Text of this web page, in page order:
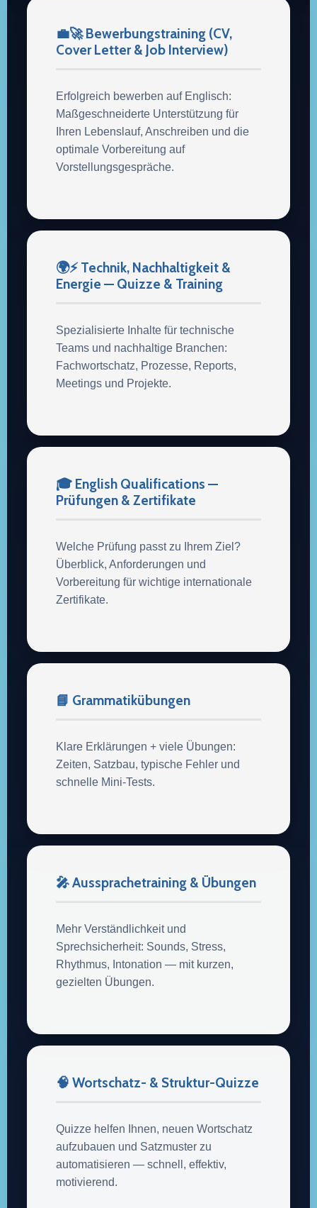
💼🚀 Bewerbungstraining (CV,
Cover Letter & Job Interview)
Erfolgreich bewerben auf Englisch:
Maßgeschneiderte Unterstützung für
Ihren Lebenslauf, Anschreiben und die
optimale Vorbereitung auf
Vorstellungsgespräche.
🌍⚡ Technik, Nachhaltigkeit &
Energie — Quizze & Training
Spezialisierte Inhalte für technische
Teams und nachhaltige Branchen:
Fachwortschatz, Prozesse, Reports,
Meetings und Projekte.
🎓 English Qualifications —
Prüfungen & Zertifikate
Welche Prüfung passt zu Ihrem Ziel?
Überblick, Anforderungen und
Vorbereitung für wichtige internationale
Zertifikate.
📘 Grammatikübungen
Klare Erklärungen + viele Übungen:
Zeiten, Satzbau, typische Fehler und
schnelle Mini-Tests.
🎤 Aussprachetraining & Übungen
Mehr Verständlichkeit und
Sprechsicherheit: Sounds, Stress,
Rhythmus, Intonation — mit kurzen,
gezielten Übungen.
🧠 Wortschatz- & Struktur-Quizze
Quizze helfen Ihnen, neuen Wortschatz
aufzubauen und Satzmuster zu
automatisieren — schnell, effektiv,
motivierend.